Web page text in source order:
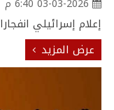
03-03-2026 6:40 م
إعلام إسرائيلي
عرض المزيد